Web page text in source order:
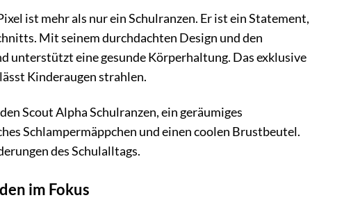
ist mehr als nur ein Schulranzen. Er ist ein Statement,
Mit seinem durchdachten Design und den
eine gesunde Körperhaltung. Das exklusive
Kinderaugen strahlen.
Scout Alpha Schulranzen, ein geräumiges
Schlampermäppchen und einen coolen Brustbeutel.
des Schulalltags.
im Fokus